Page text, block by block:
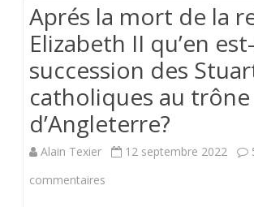
Les
deux
corps
de
la
Reine.
Aprés la mort de la
Elizabeth II qu’en
succession des
catholiques au trône
d’Angleterre?
Alain Texier 12 septembre 2022
commentaires